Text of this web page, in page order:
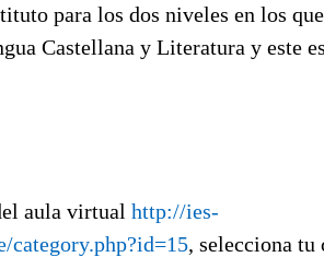
para los dos niveles en los
Castellana y Literatura y este
aula virtual http://ies-
category.php?id=15, selecciona